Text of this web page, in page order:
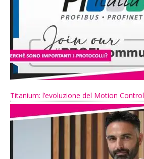
Titanium: l’evoluzione del Motion Control